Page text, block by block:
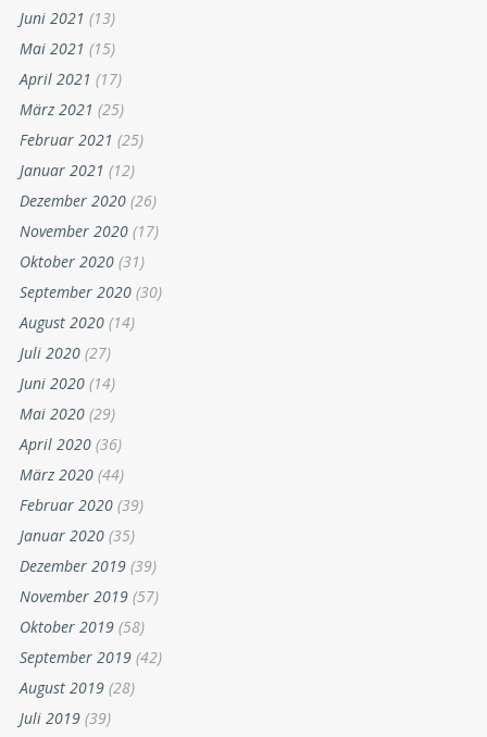
Juni 2021 (13)
Mai 2021 (15)
April 2021 (17)
März 2021 (25)
Februar 2021 (25)
Januar 2021 (12)
Dezember 2020 (26)
November 2020 (17)
Oktober 2020 (31)
September 2020 (30)
August 2020 (14)
Juli 2020 (27)
Juni 2020 (14)
Mai 2020 (29)
April 2020 (36)
März 2020 (44)
Februar 2020 (39)
Januar 2020 (35)
Dezember 2019 (39)
November 2019 (57)
Oktober 2019 (58)
September 2019 (42)
August 2019 (28)
Juli 2019 (39)